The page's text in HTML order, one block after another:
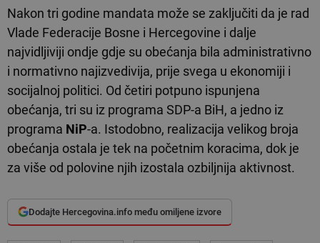
Nakon tri godine mandata može se zaključiti da je rad
Vlade Federacije Bosne i Hercegovine i dalje
najvidljiviji ondje gdje su obećanja bila administrativno
i normativno najizvedivija, prije svega u ekonomiji i
socijalnoj politici. Od četiri potpuno ispunjena
obećanja, tri su iz programa SDP-a BiH, a jedno iz
programa NiP-a. Istodobno, realizacija velikog broja
obećanja ostala je tek na početnim koracima, dok je
za više od polovine njih izostala ozbiljnija aktivnost.
Dodajte Hercegovina.info među omiljene izvore